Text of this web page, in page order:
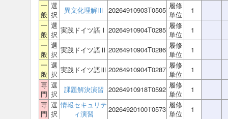
一
般
選
択
異文化理解Ⅲ 20264910903T0505 履修
単位
1
一
般
選
択 実践ドイツ語Ⅰ 20264910904T0285 履修
単位
1
一
般
選
択 実践ドイツ語Ⅱ 20264910904T0286 履修
単位
1
一
般
選
択 実践ドイツ語Ⅲ 20264910904T0287 履修
単位
1
専
門
選
択
課題解決演習 20264910918T0592 履修
単位
1
専
門
選
択
情報セキュリテ
ィ演習
20264920100T0573 履修
単位
1